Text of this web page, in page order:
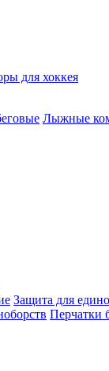
для хоккея
Лыжные
Защита для
Перчатки